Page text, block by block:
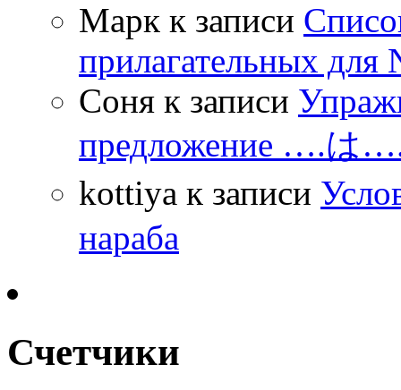
Марк к записи
прилагательных для
Соня к записи
предложение ….は
kottiya к записи
нараба
Счетчики